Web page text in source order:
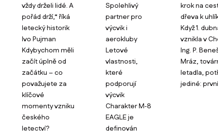
vždy drželi lidé. A
pořád drží,“ říká
letecký historik
Ivo Pujman
Kdybychom měli
začít úplně od
začátku – co
považujete za
klíčové
momenty vzniku
českého
letectví?
Spolehlivý
partner pro
výcvik i
aerokluby
Letové
vlastnosti,
které
podporují
výcvik
Charakter M‑8
EAGLE je
definován
krok na
dřeva k
Když 1.
vznikla v
Ing. P.
Mráz,
letadla,
jediné: